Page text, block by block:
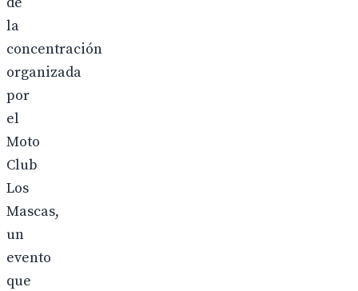
la
concentración
organizada
por
el
Moto
Club
Los
Mascas,
un
evento
que